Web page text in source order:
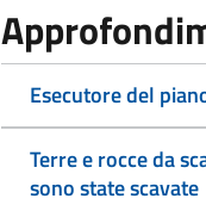
Esecutore del
Terre e rocce da
sono state scavate